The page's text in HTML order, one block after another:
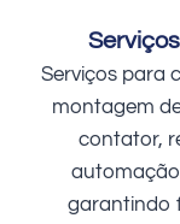
Serviços para
montagem
contator,
garantindo